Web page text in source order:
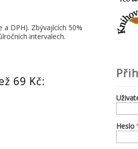
DPH). Zbývajících 50%
intervalech.
69 Kč:
Heslo